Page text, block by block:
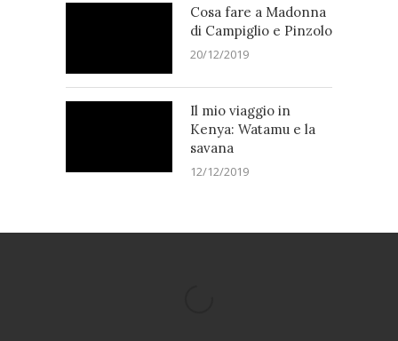
Cosa fare a Madonna
di Campiglio e Pinzolo
20/12/2019
Il mio viaggio in
Kenya: Watamu e la
savana
12/12/2019